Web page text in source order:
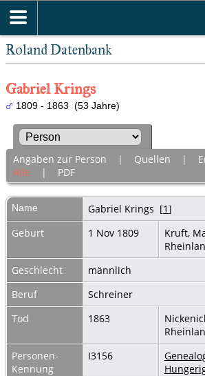
Roland Datenbank
Gabriel Krings
1809 - 1863 (53 Jahre)
Angaben zur Person | Quellen |
Alle | PDF
Name Gabriel Krings [1]
Geburt
1 Nov 1809
Kruft,
Geschlecht
männlich
Beruf
Schreiner
Tod
1863
Personen-
Kennung
I3156